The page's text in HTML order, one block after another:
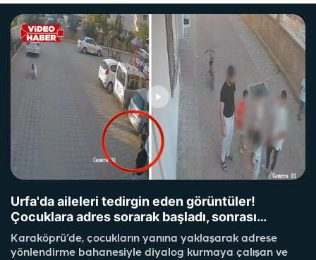
Urfa'da aileleri tedirgin eden görüntüler!
Çocuklara adres sorarak başladı, sonrası…
Karaköprü’de, çocukların yanına yaklaşarak adrese
yönlendirme bahanesiyle diyalog kurmaya çalışan ve